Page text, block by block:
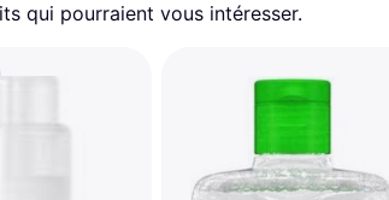
qui pourraient vous intéresser.